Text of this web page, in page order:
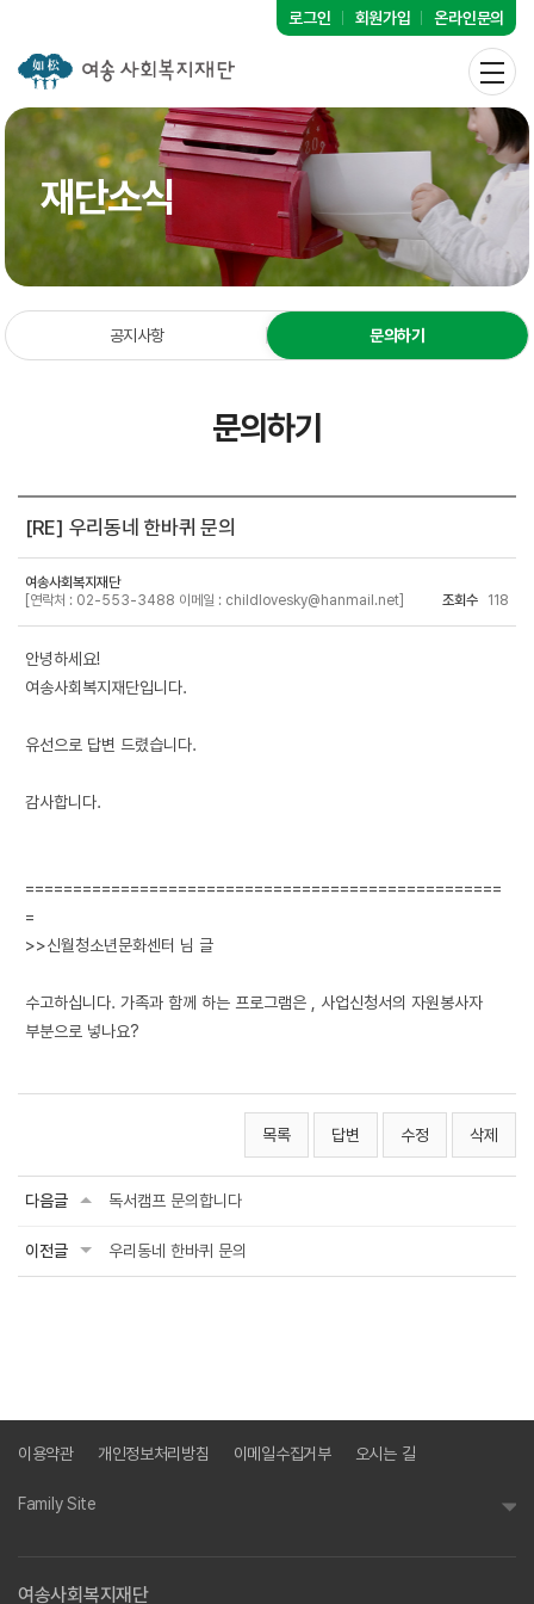
로그인 회원가입 온라인문의
재단소식
공지사항 문의하기
문의하기
[RE] 우리동네 한바퀴 문의
여송사회복지재단
[연락처 : 02-553-3488 이메일 : childlovesky@hanmail.net]
조회수 118
안녕하세요!
여송사회복지재단입니다.
유선으로 답변 드렸습니다.
감사합니다.
==================================================
=
>>신월청소년문화센터 님 글
수고하십니다. 가족과 함께 하는 프로그램은 , 사업신청서의 자원봉사자
부분으로 넣나요?
목록 답변 수정 삭제
다음글 독서캠프 문의합니다
이전글 우리동네 한바퀴 문의
이용약관 개인정보처리방침 이메일수집거부 오시는 길
Family Site
여송사회복지재단